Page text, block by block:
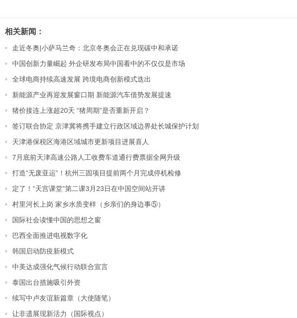
相关新闻：
走近冬奥|小萨马兰奇：北京冬奥会正在兑现碳中和承诺
中国创新力量崛起 外企研发布局中国看中的不仅仅是市场
全球电商持续高速发展 跨境电商创新模式迭出
新能源产业再迎发展窗口期 新能源汽车借势发展提速
猪价接连上涨超20天 “猪周期”是否重新开启？
签订联合协定 京津冀将携手建立行政区域边界处长城保护计划
天津港保税区海港区域城市更新项目进展喜人
7月底前天津高速公路人工收费车道通行费票据全网升级
打造“无废亚运”！杭州三固项目提前两个月完成停机检修
定了！“天宫课堂”第二课3月23日在中国空间站开讲
村里河长上岗 家乡水质变样（乡亲们的身边事⑤）
国际社会读懂中国的思想之窗
巴西全面推进电视数字化
韩国启动防疫新模式
中美达成强化气候行动联合宣言
泰国出台措施吸引外资
续写中卢友谊新篇章（大使随笔）
让非遗展现新活力（国际视点）